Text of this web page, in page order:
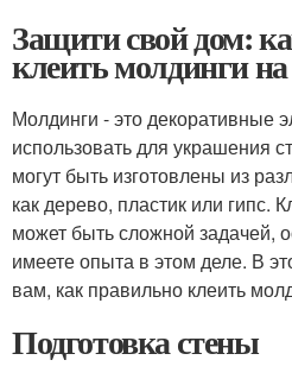
Защити свой дом:
клеить молдинги на
Молдинги - это декоративные
использовать для украшения
могут быть изготовлены из
как дерево, пластик или гипс.
может быть сложной задачей,
имеете опыта в этом деле. В
вам, как правильно клеить
Подготовка стены